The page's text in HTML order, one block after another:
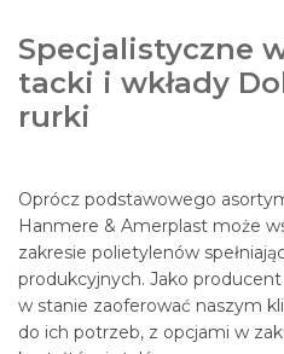
Specjalistyczne
tacki i wkłady
rurki
Oprócz podstawowego
Hanmere & Amerplast może
zakresie polietylenów
produkcyjnych. Jako
w stanie zaoferować naszym
do ich potrzeb, z opcjami w